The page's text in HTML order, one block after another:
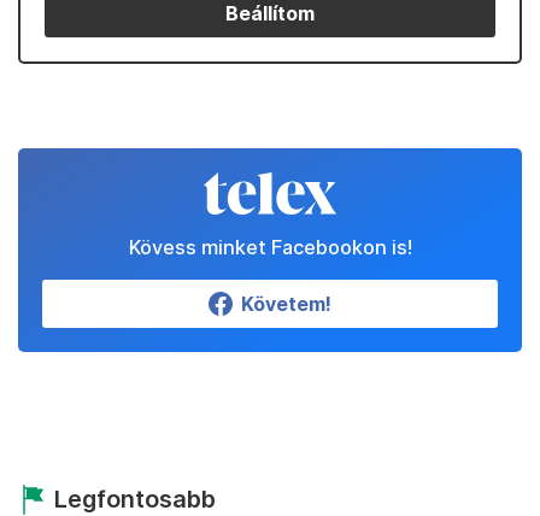
Beállítom
Kövess minket Facebookon is!
Követem!
Legfontosabb